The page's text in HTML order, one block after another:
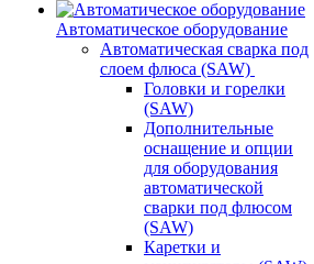
Автоматическое оборудование
Автоматическая сварка под
слоем флюса (SAW)
Головки и горелки
(SAW)
Дополнительные
оснащение и опции
для оборудования
автоматической
сварки под флюсом
(SAW)
Каретки и